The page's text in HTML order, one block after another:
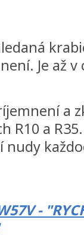
Je až
a
R10 a
nudy
-